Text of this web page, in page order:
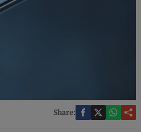
Share: